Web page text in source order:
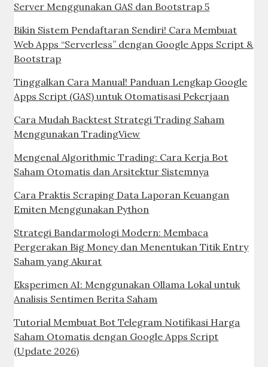
Server Menggunakan GAS dan Bootstrap 5
Bikin Sistem Pendaftaran Sendiri! Cara Membuat
Web Apps “Serverless” dengan Google Apps Script &
Bootstrap
Tinggalkan Cara Manual! Panduan Lengkap Google
Apps Script (GAS) untuk Otomatisasi Pekerjaan
Cara Mudah Backtest Strategi Trading Saham
Menggunakan TradingView
Mengenal Algorithmic Trading: Cara Kerja Bot
Saham Otomatis dan Arsitektur Sistemnya
Cara Praktis Scraping Data Laporan Keuangan
Emiten Menggunakan Python
Strategi Bandarmologi Modern: Membaca
Pergerakan Big Money dan Menentukan Titik Entry
Saham yang Akurat
Eksperimen AI: Menggunakan Ollama Lokal untuk
Analisis Sentimen Berita Saham
Tutorial Membuat Bot Telegram Notifikasi Harga
Saham Otomatis dengan Google Apps Script
(Update 2026)